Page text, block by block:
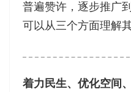
普遍赞许，逐步推广
可以从三个方面理解
着力民生、优化空间